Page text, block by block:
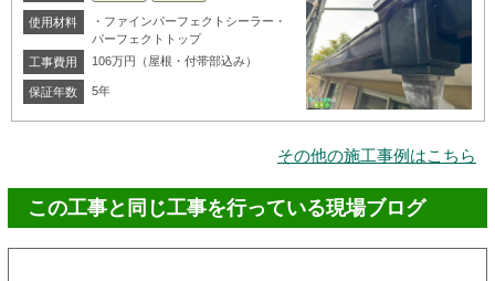
使用材料
・ファインパーフェクトシーラー・
パーフェクトトップ
工事費用
106万円（屋根・付帯部込み）
保証年数 5年
その他の施工事例はこちら
この工事と同じ工事を行っている現場ブログ